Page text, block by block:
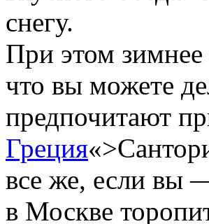
снегу.
При этом
что вы можете
предпочитают
Греция
все же, если вы
в Москве